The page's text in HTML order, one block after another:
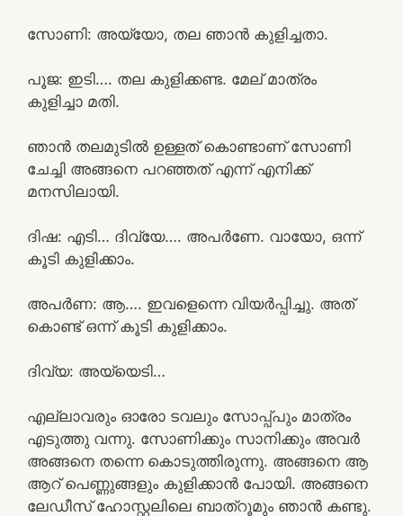
സോണി: അയ്യോ, തല ഞാൻ കുളിച്ചതാ.
പൂജ: ഇടി…. തല കുളിക്കണ്ട. മേല് മാത്രം
കുളിച്ചാ മതി.
ഞാൻ തലമുടിൽ ഉള്ളത് കൊണ്ടാണ് സോണി
ചേച്ചി അങ്ങനെ പറഞ്ഞത് എന്ന് എനിക്ക്
മനസിലായി.
ദിഷ: എടി… ദിവ്യേ…. അപർണേ. വായോ, ഒന്ന്
കൂടി കുളിക്കാം.
അപർണ: ആ…. ഇവളെന്നെ വിയർപ്പിച്ചു. അത്
കൊണ്ട് ഒന്ന് കൂടി കുളിക്കാം.
ദിവ്യ: അയ്യെടി…
എല്ലാവരും ഓരോ ടവലും സോപ്പ്പും മാത്രം
എടുത്തു വന്നു. സോണിക്കും സാനിക്കും അവർ
അങ്ങനെ തന്നെ കൊടുത്തിരുന്നു. അങ്ങനെ ആ
ആറ് പെണ്ണുങ്ങളും കുളിക്കാൻ പോയി. അങ്ങനെ
ലേഡീസ് ഹോസ്റ്റലിലെ ബാത്റൂമും ഞാൻ കണ്ടു.